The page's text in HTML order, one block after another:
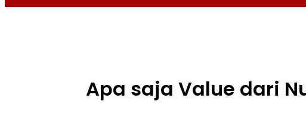
Apa saja Value dari